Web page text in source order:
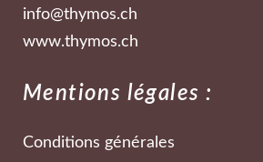
info@thymos.ch
www.thymos.ch
Mentions légales :
Conditions générales